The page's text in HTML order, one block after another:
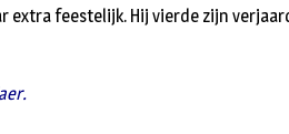
extra feestelijk. Hij vierde zijn